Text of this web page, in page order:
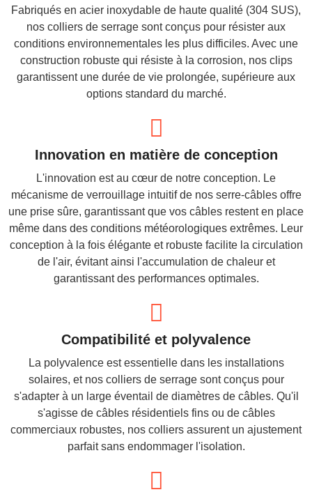
Fabriqués en acier inoxydable de haute qualité (304 SUS),
nos colliers de serrage sont conçus pour résister aux
conditions environnementales les plus difficiles. Avec une
construction robuste qui résiste à la corrosion, nos clips
garantissent une durée de vie prolongée, supérieure aux
options standard du marché.
Innovation en matière de conception
L'innovation est au cœur de notre conception. Le
mécanisme de verrouillage intuitif de nos serre-câbles offre
une prise sûre, garantissant que vos câbles restent en place
même dans des conditions météorologiques extrêmes. Leur
conception à la fois élégante et robuste facilite la circulation
de l'air, évitant ainsi l'accumulation de chaleur et
garantissant des performances optimales.
Compatibilité et polyvalence
La polyvalence est essentielle dans les installations
solaires, et nos colliers de serrage sont conçus pour
s'adapter à un large éventail de diamètres de câbles. Qu'il
s'agisse de câbles résidentiels fins ou de câbles
commerciaux robustes, nos colliers assurent un ajustement
parfait sans endommager l'isolation.